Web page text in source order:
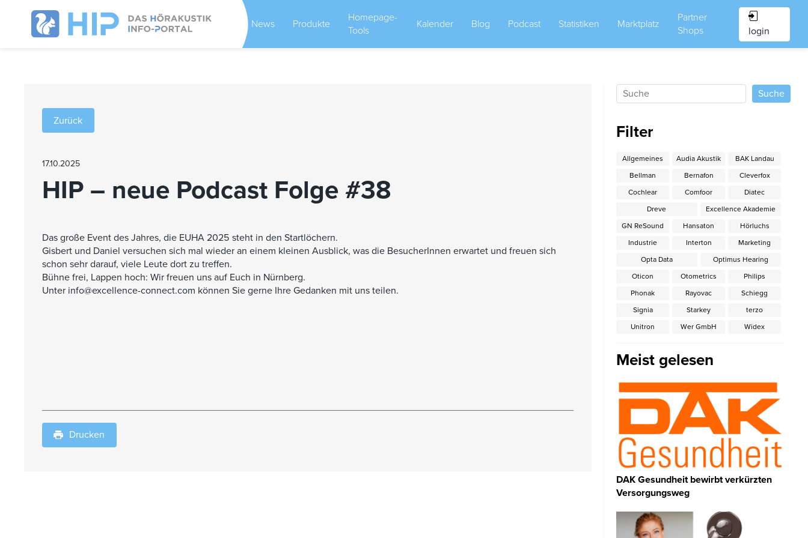
News Produkte
Homepage-
Tools
Kalender Blog Podcast Statistiken Marktplatz
Partner
Shops
login
Zurück
17.10.2025
HIP – neue Podcast Folge #38
Das große Event des Jahres, die EUHA 2025 steht in den Startlöchern.
Gisbert und Daniel versuchen sich mal wieder an einem kleinen Ausblick, was die BesucherInnen erwartet und freuen sich
schon sehr darauf, viele Leute dort zu treffen.
Bühne frei, Lappen hoch: Wir freuen uns auf Euch in Nürnberg.
Unter ⁠info@excellence-connect.com⁠ können Sie gerne Ihre Gedanken mit uns teilen.
Drucken
Filter
Allgemeines Audia Akustik
BAK Landau
Bellman
Bernafon
Cleverfox
Cochlear
Comfoor
Diatec
Dreve
Excellence Akademie
GN ReSound
Hansaton
Hörluchs
Industrie
Interton
Marketing
Opta Data
Optimus Hearing
Oticon
Otometrics
Philips
Phonak
Rayovac
Schiegg
Signia
Starkey
terzo
Unitron
Wer GmbH Widex
Meist gelesen
DAK Gesundheit bewirbt verkürzten
Versorgungsweg